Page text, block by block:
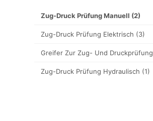
Zug-Druck Prüfung Manuell (2)
Zug-Druck Prüfung Elektrisch (3)
Greifer Zur Zug- Und Druckprüfung
Zug-Druck Prüfung Hydraulisch (1)